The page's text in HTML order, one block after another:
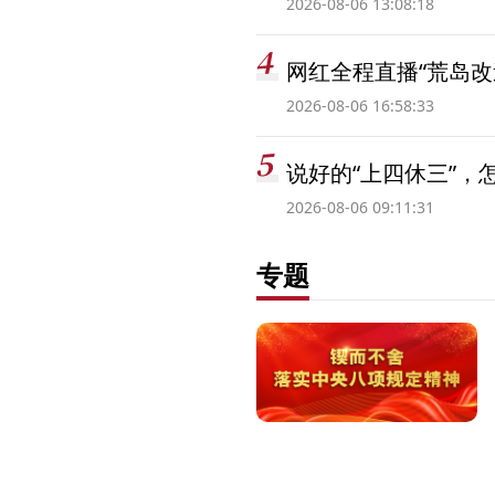
网红全程直播“荒岛
2026-08-06 16:58:33
说好的“上四休三”，
2026-08-06 09:11:31
专题